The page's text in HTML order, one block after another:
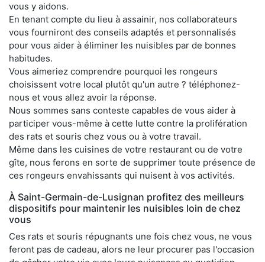
vous y aidons.
En tenant compte du lieu à assainir, nos collaborateurs
vous fourniront des conseils adaptés et personnalisés
pour vous aider à éliminer les nuisibles par de bonnes
habitudes.
Vous aimeriez comprendre pourquoi les rongeurs
choisissent votre local plutôt qu'un autre ? téléphonez-
nous et vous allez avoir la réponse.
Nous sommes sans conteste capables de vous aider à
participer vous-même à cette lutte contre la prolifération
des rats et souris chez vous ou à votre travail.
Même dans les cuisines de votre restaurant ou de votre
gîte, nous ferons en sorte de supprimer toute présence de
ces rongeurs envahissants qui nuisent à vos activités.
À Saint-Germain-de-Lusignan profitez des meilleurs
dispositifs pour maintenir les nuisibles loin de chez
vous
Ces rats et souris répugnants une fois chez vous, ne vous
feront pas de cadeau, alors ne leur procurer pas l'occasion